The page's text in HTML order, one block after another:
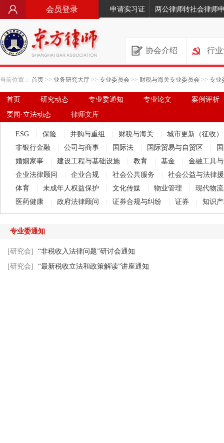
会员登录 申请实习证 两公律师转社会律师
协会介绍 行
当前位置： 首页 >> 业务研究大厅 >> 专业委员会 >> 财税与海关专业委员会 >> 专业
首页 研究动态 专业委通知 专业论文
案例评析
要闻·立法动态
律师文库
ESG 保险 并购与重组 财税与海关
城市更新（征收
非银行金融
公司与商事 国际法 国际贸易与自贸区
婚姻家事
建设工程与基础设施 教育 基金
金融工具
企业法律顾问
企业合规 社会公共服务
社会公益与法律
体育
未成年人权益保护 文化传媒 物业管理
现代物
医药健康
政府法律顾问 证券合规与纠纷 证券 知识
专业委通知
[研究会]
“非税收入法律问题”研讨会通知
[研究会]
“最新税收立法和政策解读”讲座通知